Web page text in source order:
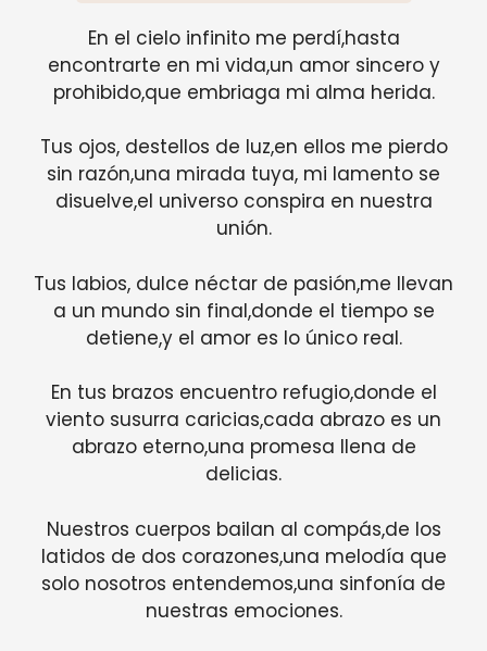
En el cielo infinito me perdí,hasta
encontrarte en mi vida,un amor sincero y
prohibido,que embriaga mi alma herida.
Tus ojos, destellos de luz,en ellos me pierdo
sin razón,una mirada tuya, mi lamento se
disuelve,el universo conspira en nuestra
unión.
Tus labios, dulce néctar de pasión,me llevan
a un mundo sin final,donde el tiempo se
detiene,y el amor es lo único real.
En tus brazos encuentro refugio,donde el
viento susurra caricias,cada abrazo es un
abrazo eterno,una promesa llena de
delicias.
Nuestros cuerpos bailan al compás,de los
latidos de dos corazones,una melodía que
solo nosotros entendemos,una sinfonía de
nuestras emociones.